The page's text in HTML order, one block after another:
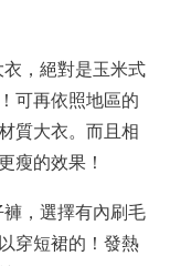
，絕對是玉米式
可再依照地區的
質大衣。而且相
瘦的效果！
，選擇有內刷毛
穿短裙的！發熱